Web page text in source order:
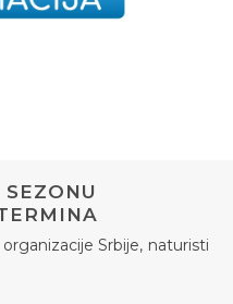
Srbije, naturisti